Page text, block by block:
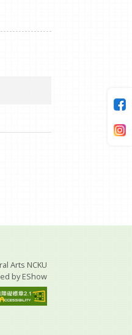
Arts NCKU
byEShow